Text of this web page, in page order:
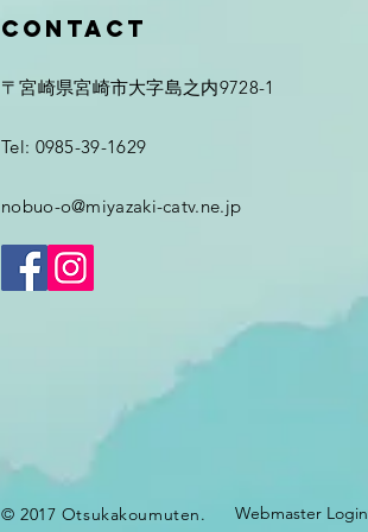
Contact
〒宮崎県宮崎市大字島之内9728-1
Tel: 0985-39-1629
nobuo-o@miyazaki-catv.ne.jp
© 2017 Otsukakoumuten. Webmaster Login